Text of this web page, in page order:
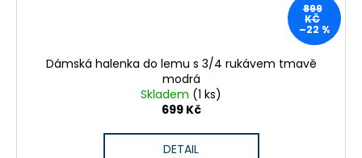
899
KČ
–22 %
Dámská halenka do lemu s 3/4 rukávem tmavě
modrá
Skladem (1 ks)
699 Kč
DETAIL